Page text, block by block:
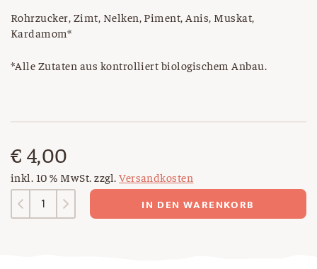
€ 4,00
inkl. 10 % MwSt. zzgl.Versandkosten
Bratapfel
Menge
IN DEN WARENKORB
Rohrzucker, Zimt, Nelken, Piment, Anis, Muskat,
Kardamom*
*Alle Zutaten aus kontrolliert biologischem Anbau.